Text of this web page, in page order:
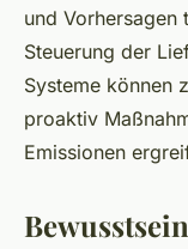
und Vorhersagen
Steuerung der
Systeme können
proaktiv
Emissionen